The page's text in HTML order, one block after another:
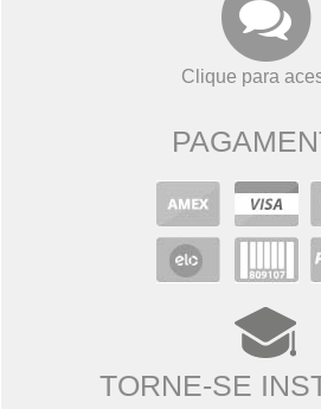
Clique para
TORNE-SE